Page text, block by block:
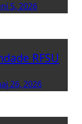
5, 2026
RFSU
26, 2026